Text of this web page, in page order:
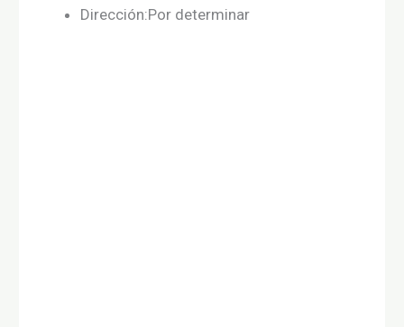
Dirección:Por determinar